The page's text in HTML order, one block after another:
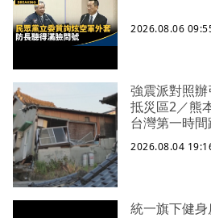
2026.08.06
強震派對照
抵災區2／熊
台灣第一時
2026.08.04
統一旗下健